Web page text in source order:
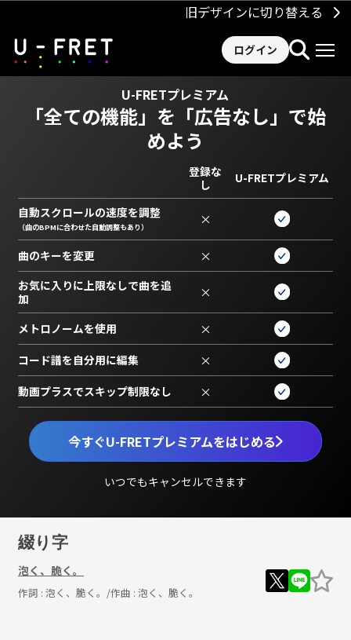
旧デザインに切り替える
ログイン
U-FRETプレミアム
「全ての機能」を 「広告なし」で始
めよう
今すぐU-FRETプレミアムをはじめる
いつでもキャンセルできます
登録な
し
U-FRETプレミアム
自動スクロールの速度を調整
（曲のBPMに合わせた自動調整もあり） ×
曲のキーを変更 ×
お気に入りに上限なしで曲を追
加
×
メトロノームを使用 ×
コード譜を自分用に編集 ×
動画プラスでスキップ制限なし ×
綴り字
泡く、脆く。
作詞 : 泡く、脆く。 /作曲 : 泡く、脆く。